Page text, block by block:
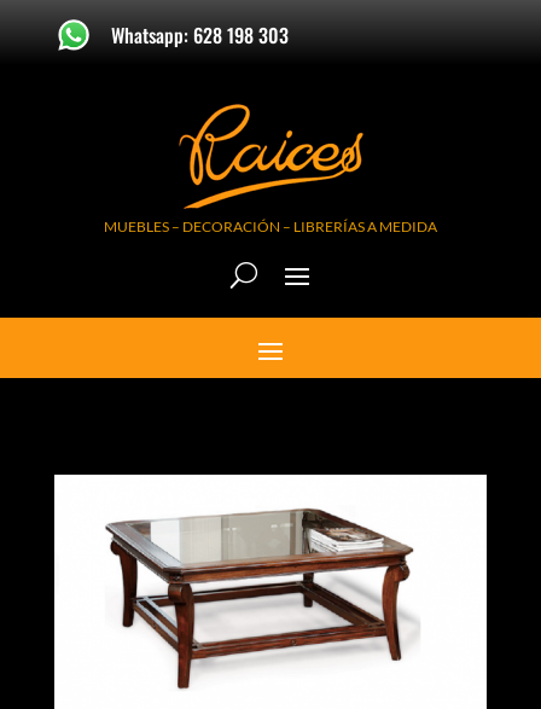
Whatsapp: 628 198 303
MUEBLES – DECORACIÓN – LIBRERÍAS A MEDIDA